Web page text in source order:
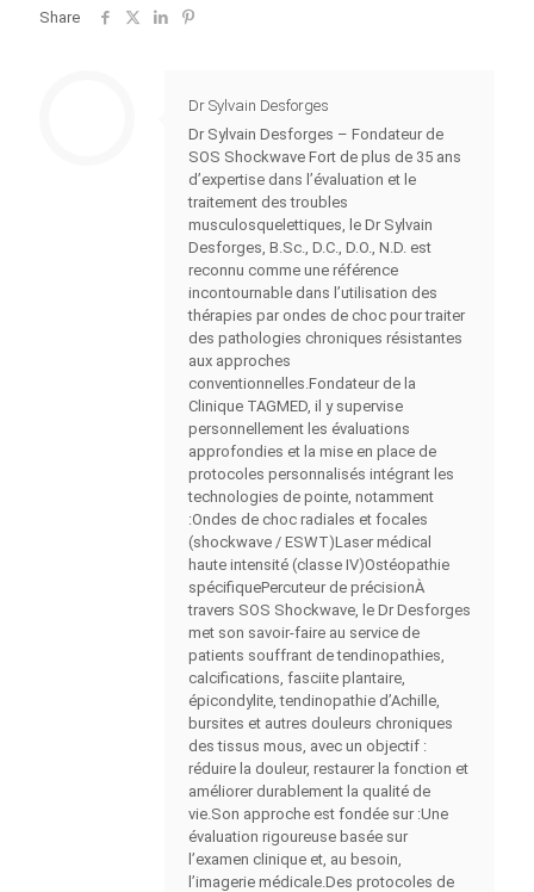
Share
Dr Sylvain Desforges
Dr Sylvain Desforges – Fondateur de
SOS Shockwave Fort de plus de 35 ans
d’expertise dans l’évaluation et le
traitement des troubles
musculosquelettiques, le Dr Sylvain
Desforges, B.Sc., D.C., D.O., N.D. est
reconnu comme une référence
incontournable dans l’utilisation des
thérapies par ondes de choc pour traiter
des pathologies chroniques résistantes
aux approches
conventionnelles.Fondateur de la
Clinique TAGMED, il y supervise
personnellement les évaluations
approfondies et la mise en place de
protocoles personnalisés intégrant les
technologies de pointe, notamment
:Ondes de choc radiales et focales
(shockwave / ESWT)Laser médical
haute intensité (classe IV)Ostéopathie
spécifiquePercuteur de précisionÀ
travers SOS Shockwave, le Dr Desforges
met son savoir-faire au service de
patients souffrant de tendinopathies,
calcifications, fasciite plantaire,
épicondylite, tendinopathie d’Achille,
bursites et autres douleurs chroniques
des tissus mous, avec un objectif :
réduire la douleur, restaurer la fonction et
améliorer durablement la qualité de
vie.Son approche est fondée sur :Une
évaluation rigoureuse basée sur
l’examen clinique et, au besoin,
l’imagerie médicale.Des protocoles de